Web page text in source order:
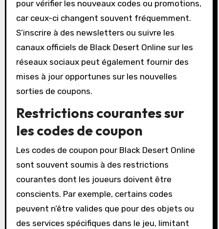
pour vérifier les nouveaux codes ou promotions,
car ceux-ci changent souvent fréquemment.
S’inscrire à des newsletters ou suivre les
canaux officiels de Black Desert Online sur les
réseaux sociaux peut également fournir des
mises à jour opportunes sur les nouvelles
sorties de coupons.
Restrictions courantes sur
les codes de coupon
Les codes de coupon pour Black Desert Online
sont souvent soumis à des restrictions
courantes dont les joueurs doivent être
conscients. Par exemple, certains codes
peuvent n’être valides que pour des objets ou
des services spécifiques dans le jeu, limitant